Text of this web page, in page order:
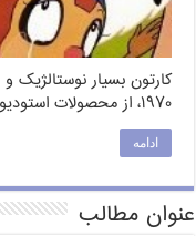
کارتون بسیار
۱۹۷۰، از محصولات استودیو Tatsunoko Production. شخصیت اصلی …
ادامه
عنوان مطالب